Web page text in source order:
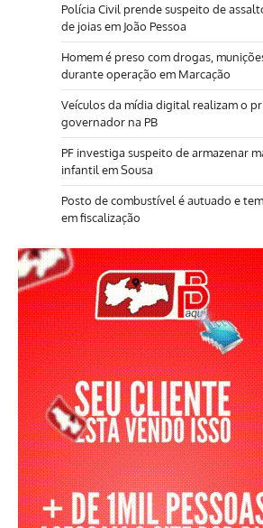
Polícia Civil prende suspeito de
de joias em João Pessoa
Homem é preso com drogas,
durante operação em Marcação
Veículos da mídia digital realizam o
governador na PB
PF investiga suspeito de armazenar
infantil em Sousa
Posto de combustível é autuado e
em fiscalização